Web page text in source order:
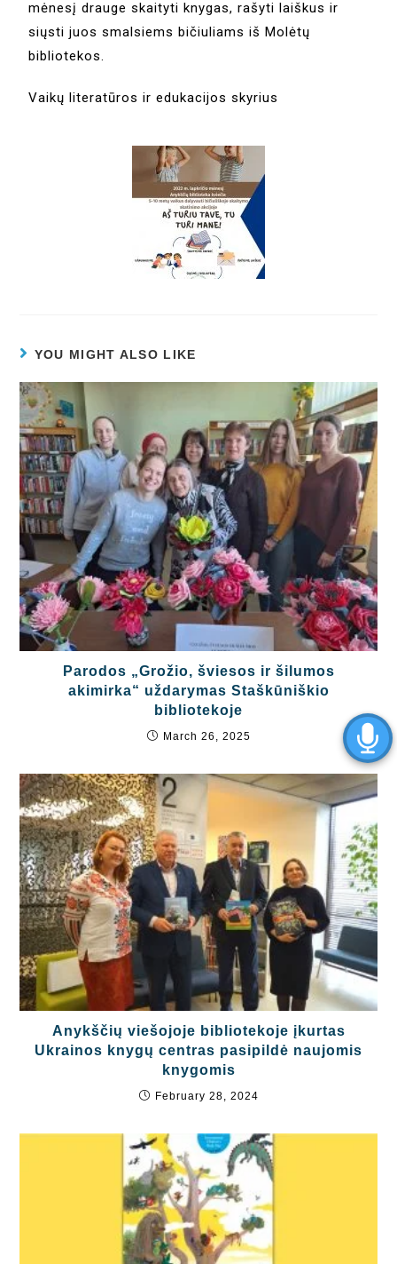
mėnesį drauge skaityti knygas, rašyti laiškus ir
siųsti juos smalsiems bičiuliams iš Molėtų
bibliotekos.
Vaikų literatūros ir edukacijos skyrius
YOU MIGHT ALSO LIKE
Parodos „Grožio, šviesos ir šilumos
akimirka“ uždarymas Staškūniškio
bibliotekoje
March 26, 2025
Anykščių viešojoje bibliotekoje įkurtas
Ukrainos knygų centras pasipildė naujomis
knygomis
February 28, 2024